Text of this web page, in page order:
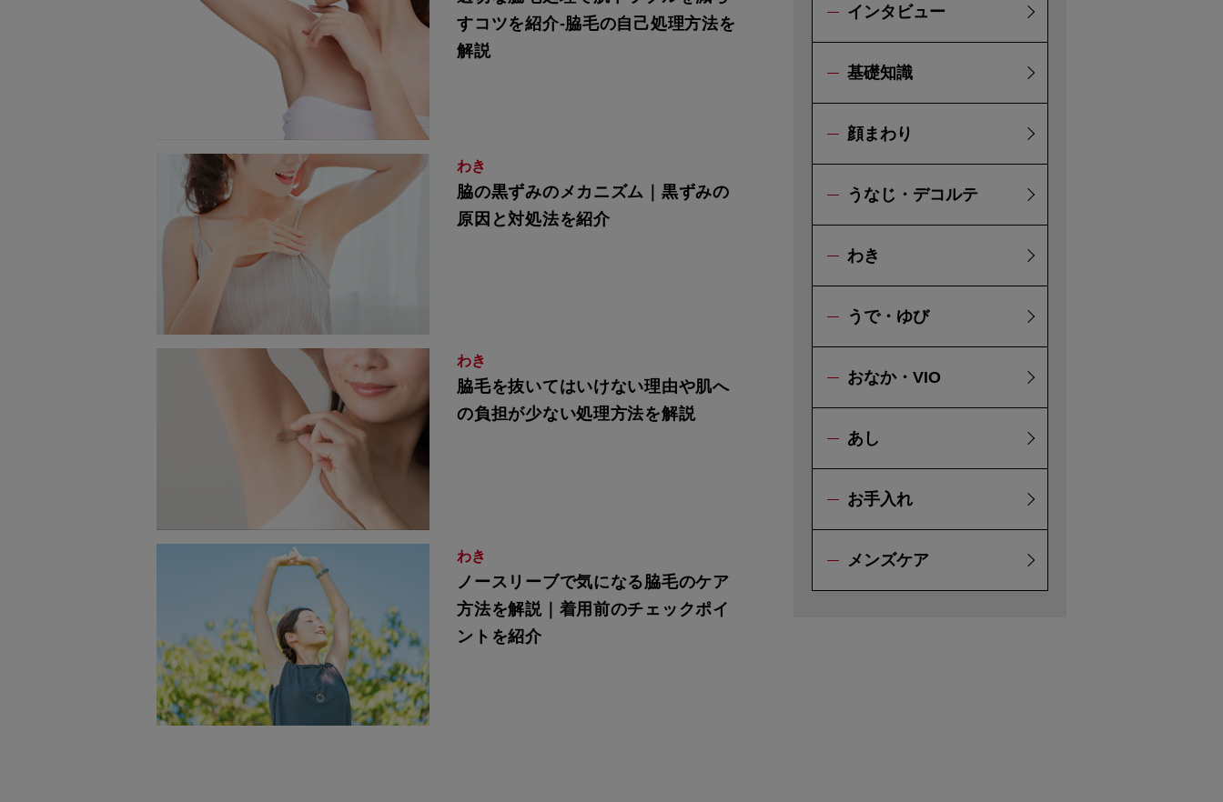
すコツを紹介-脇毛の自己処理方法を
解説
わき
脇の黒ずみのメカニズム｜黒ずみの
原因と対処法を紹介
わき
脇毛を抜いてはいけない理由や肌へ
の負担が少ない処理方法を解説
わき
ノースリーブで気になる脇毛のケア
方法を解説｜着用前のチェックポイ
ントを紹介
インタビュー
基礎知識
顔まわり
うなじ・デコルテ
わき
うで・ゆび
おなか・VIO
あし
お手入れ
メンズケア